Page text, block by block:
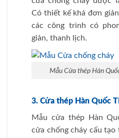
Có thiết kế khá đơn
các công trình có
giản, thanh lịch.
Mẫu Cửa thép Hàn
3. Cửa thép Hàn Quốc
Mẫu cửa thép Hàn
cửa chống cháy cấu